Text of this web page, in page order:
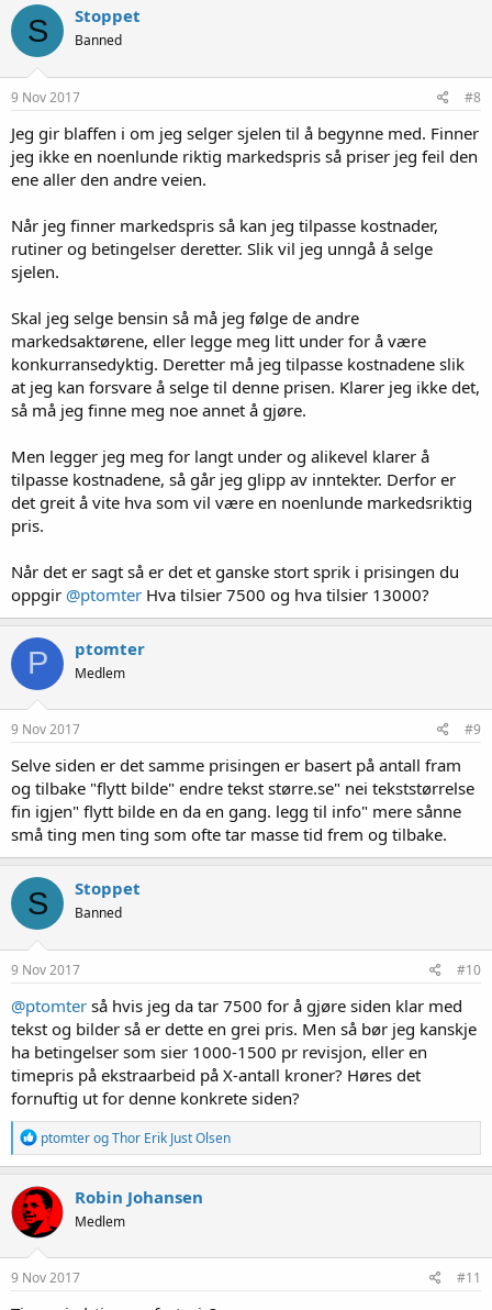
S Stoppet
Banned
9 Nov 2017 #8
Jeg gir blaffen i om jeg selger sjelen til å begynne med. Finner
jeg ikke en noenlunde riktig markedspris så priser jeg feil den
ene aller den andre veien.
Når jeg finner markedspris så kan jeg tilpasse kostnader,
rutiner og betingelser deretter. Slik vil jeg unngå å selge
sjelen.
Skal jeg selge bensin så må jeg følge de andre
markedsaktørene, eller legge meg litt under for å være
konkurransedyktig. Deretter må jeg tilpasse kostnadene slik
at jeg kan forsvare å selge til denne prisen. Klarer jeg ikke det,
så må jeg finne meg noe annet å gjøre.
Men legger jeg meg for langt under og alikevel klarer å
tilpasse kostnadene, så går jeg glipp av inntekter. Derfor er
det greit å vite hva som vil være en noenlunde markedsriktig
pris.
Når det er sagt så er det et ganske stort sprik i prisingen du
oppgir @ptomter Hva tilsier 7500 og hva tilsier 13000?
P ptomter
Medlem
9 Nov 2017 #9
Selve siden er det samme prisingen er basert på antall fram
og tilbake "flytt bilde" endre tekst større.se" nei tekststørrelse
fin igjen" flytt bilde en da en gang. legg til info" mere sånne
små ting men ting som ofte tar masse tid frem og tilbake.
S Stoppet
Banned
9 Nov 2017 #10
@ptomter så hvis jeg da tar 7500 for å gjøre siden klar med
tekst og bilder så er dette en grei pris. Men så bør jeg kanskje
ha betingelser som sier 1000-1500 pr revisjon, eller en
timepris på ekstraarbeid på X-antall kroner? Høres det
fornuftig ut for denne konkrete siden?
R
e
a
k
s
j
o
n
e
ptomterogThor Erik Just Olsen
Robin Johansen
Medlem
9 Nov 2017 #11